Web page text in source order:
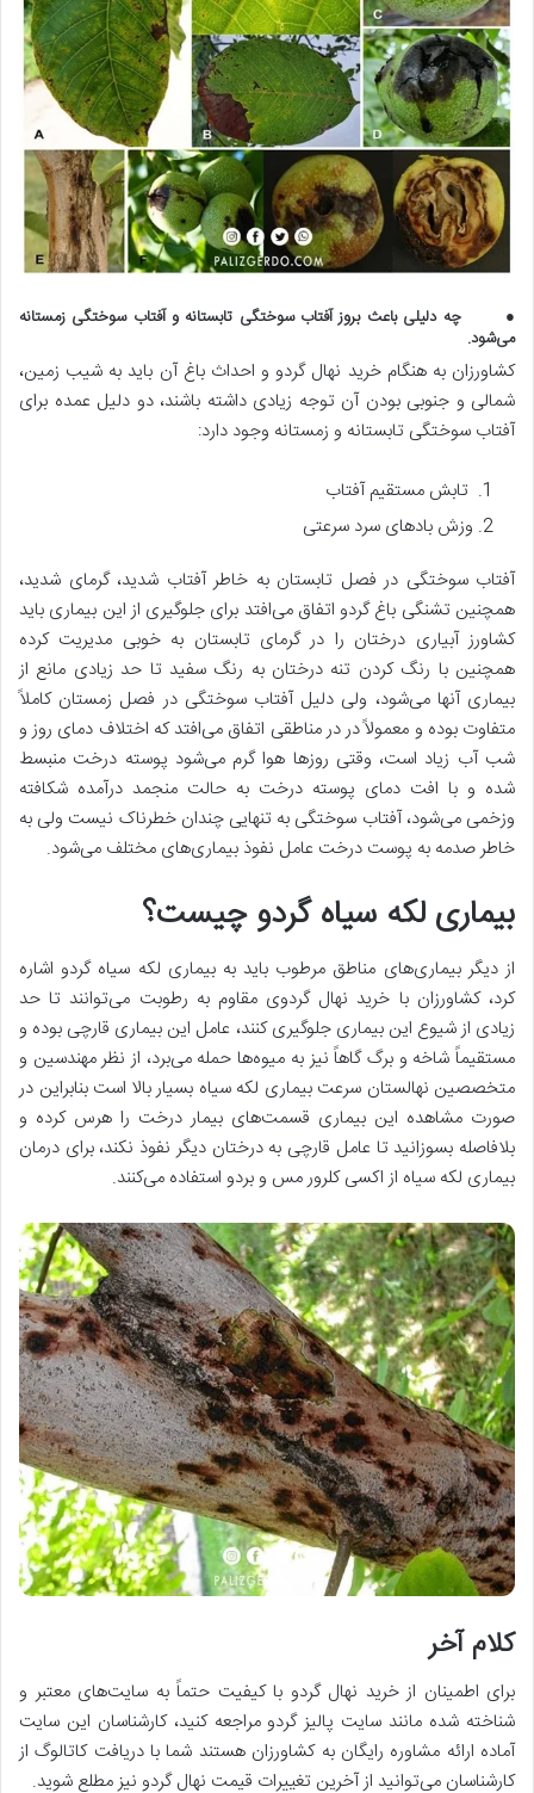
● چه دلیلی باعث بروز آفتاب سوختگی تابستانه و آفتاب سوختگی زمستانه
می‌شود.
کشاورزان به هنگام خرید نهال گردو و احداث باغ آن باید به شیب زمین،
شمالی و جنوبی بودن آن توجه زیادی داشته باشند، دو دلیل عمده برای
آفتاب سوختگی تابستانه و زمستانه وجود دارد:
تابش مستقیم آفتاب
وزش بادهای سرد سرعتی
آفتاب سوختگی در فصل تابستان به خاطر آفتاب شدید، گرمای شدید،
همچنین تشنگی باغ گردو اتفاق می‌افتد برای جلوگیری از این بیماری باید
کشاورز آبیاری درختان را در گرمای تابستان به خوبی مدیریت کرده
همچنین با رنگ کردن تنه درختان به رنگ سفید تا حد زیادی مانع از
بیماری آنها می‌شود، ولی دلیل آفتاب سوختگی در فصل زمستان کاملاً
متفاوت بوده و معمولاً در در مناطقی اتفاق می‌افتد که اختلاف دمای روز و
شب آب زیاد است، وقتی روزها هوا گرم می‌شود پوسته درخت منبسط
شده و با افت دمای پوسته درخت به حالت منجمد درآمده شکافته
و‌زخمی می‌شود، آفتاب سوختگی به تنهایی چندان خطرناک نیست ولی به
خاطر صدمه به پوست درخت عامل نفوذ بیماری‌های مختلف می‌شود.
بیماری لکه سیاه گردو چیست؟
از دیگر بیماری‌های مناطق مرطوب باید به بیماری لکه سیاه گردو اشاره
کرد، کشاورزان با خرید نهال گردوی مقاوم به رطوبت می‌توانند تا حد
زیادی از شیوع این بیماری جلوگیری کنند، عامل این بیماری قارچی بوده و
مستقیماً شاخه و برگ‌ گاهاً نیز به میوه‌ها حمله می‌برد، از نظر مهندسین و
متخصصین نهالستان سرعت بیماری لکه سیاه بسیار بالا است بنابراین در
صورت مشاهده این بیماری قسمت‌های بیمار درخت را هرس کرده و
بلافاصله بسوزانید تا عامل قارچی به درختان دیگر نفوذ نکند، برای درمان
بیماری لکه سیاه از اکسی کلرور مس و بردو استفاده می‌کنند.
کلام آخر
برای اطمینان از خرید نهال گردو با کیفیت حتماً به سایت‌های معتبر و
شناخته شده مانند سایت پالیز گردو مراجعه کنید، کارشناسان این سایت
آماده ارائه مشاوره رایگان به کشاورزان هستند شما با دریافت کاتالوگ از
کارشناسان می‌توانید از آخرین تغییرات قیمت نهال گردو نیز مطلع شوید.